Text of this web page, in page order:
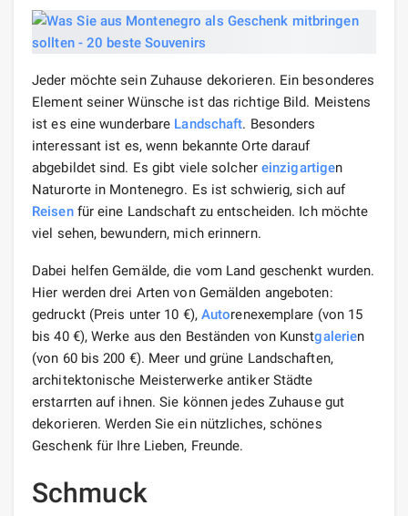
Jeder möchte sein Zuhause dekorieren. Ein besonderes
Element seiner Wünsche ist das richtige Bild. Meistens
ist es eine wunderbare Landschaft. Besonders
interessant ist es, wenn bekannte Orte darauf
abgebildet sind. Es gibt viele solcher einzigartigen
Naturorte in Montenegro. Es ist schwierig, sich auf
Reisenfür eine Landschaft zu entscheiden. Ich möchte
viel sehen, bewundern, mich erinnern.
Dabei helfen Gemälde, die vom Land geschenkt wurden.
Hier werden drei Arten von Gemälden angeboten:
gedruckt (Preis unter 10 €), Autorenexemplare (von 15
bis 40 €), Werke aus den Beständen von Kunstgalerien
(von 60 bis 200 €). Meer und grüne Landschaften,
architektonische Meisterwerke antiker Städte
erstarrten auf ihnen. Sie können jedes Zuhause gut
dekorieren. Werden Sie ein nützliches, schönes
Geschenk für Ihre Lieben, Freunde.
Schmuck